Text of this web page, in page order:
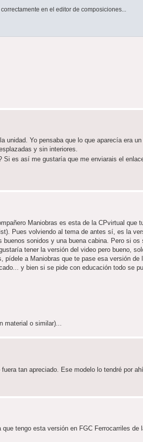
en el editor de composiciones...
unidad. Yo pensaba que lo que aparecía era
y sin interiores.
es así me gustaría que me enviarais el
Maniobras es esta de la CPvirtual
Pues volviendo al tema de antes sí, es la
sonidos y una buena cabina. Pero si
tener la versión del video pero bueno,
a Maniobras que te pase esa versión
y bien si se pide con educación todo se
o similar)...
tan apreciado. Ese modelo lo tendré por
tengo esta versión en FGC Ferrocarriles de